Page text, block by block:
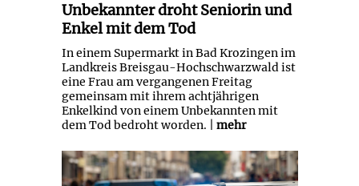
Unbekannter droht Seniorin und
Enkel mit dem Tod
In einem Supermarkt in Bad Krozingen im
Landkreis Breisgau-Hochschwarzwald ist
eine Frau am vergangenen Freitag
gemeinsam mit ihrem achtjährigen
Enkelkind von einem Unbekannten mit
dem Tod bedroht worden. | mehr
Blitzermarathon im Südwesten
startet